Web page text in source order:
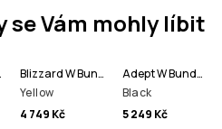
se Vám mohly líbit
Blizzard W Bunda na Snowboard Dámské
Yellow
4 749 Kč
Adept W Bunda na Snowboard Dámské
Black
5 249 Kč